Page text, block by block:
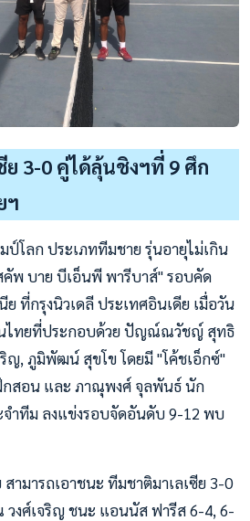
ย 3-0 คู่ได้ลุ้นชิงฯที่ 9 ศึก
ฯ
โลก ประเภททีมชาย รุ่นอายุไม่เกิน
คัพ บาย บีเอ็นพี พารีบาส์" รอบคัด
ย ที่กรุงนิวเดลี ประเทศอินเดีย เมื่อวัน
นไทยที่ประกอบด้วย ปัญณ์ณวัชญ์ สุทธิ
ญ, ภูมิพัฒน์ สุขโข โดยมี "โค้ชเอ็กซ์"
สอน และ ภาณุพงศ์ จุลพันธ์ นัก
จำทีม ลงแข่งรอบจัดอันดับ 9-12 พบ
ามารถเอาชนะ ทีมชาติมาเลเซีย 3-0
วงศ์เจริญ ชนะ แอนนัส ฟารีส 6-4, 6-